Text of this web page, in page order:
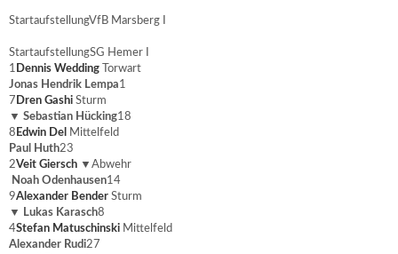
StartaufstellungVfB Marsberg I
StartaufstellungSG Hemer I
1 Dennis Wedding
Torwart
Jonas Hendrik Lempa1
7 Dren Gashi Sturm
▼ Sebastian Hücking18
8 Edwin Del
Mittelfeld
Paul Huth23
2Veit Giersch ▼ Abwehr
Noah Odenhausen14
9Alexander Bender Sturm
▼
Lukas Karasch8
4Stefan Matuschinski Mittelfeld
Alexander Rudi27